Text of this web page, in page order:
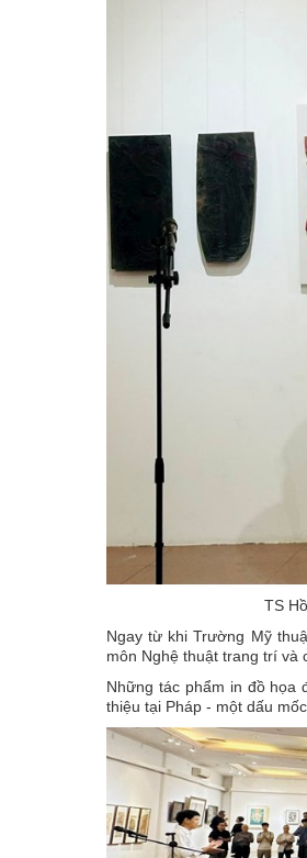
TS
Ngay từ khi Trường Mỹ
môn Nghệ thuật trang trí và
Những tác phẩm in đồ họa
thiệu tại Pháp - một dấu